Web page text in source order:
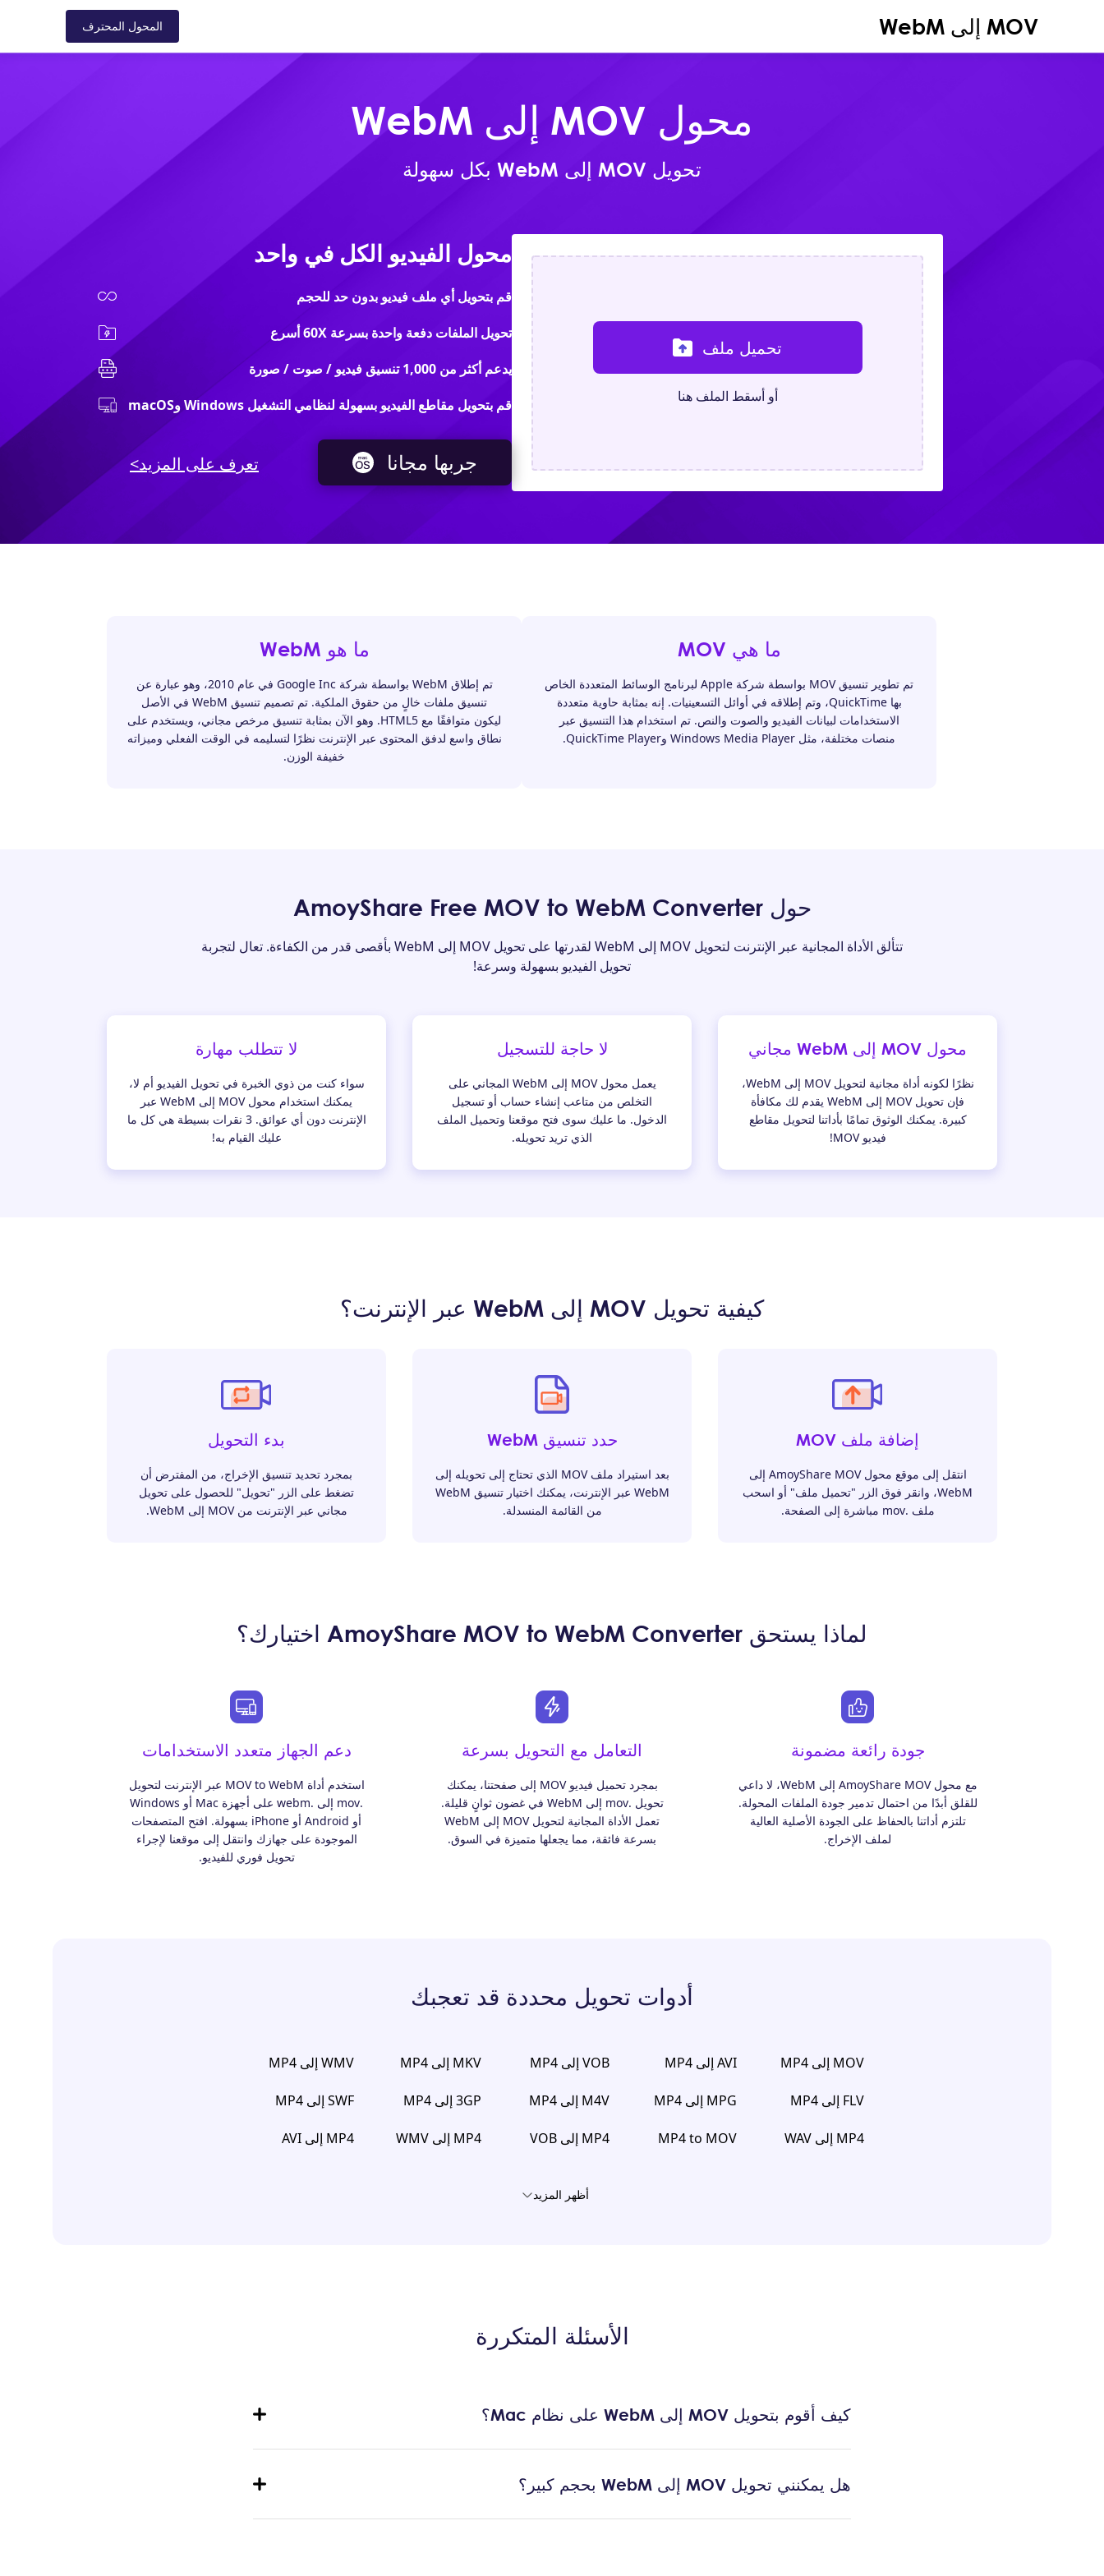
المدونة MOV إلى WebM المحول المحترف
محول MOV إلى WebM
تحويل MOV إلى WebM بكل سهولة
تحميل ملف
أو أسقط الملف هنا
محول الفيديو الكل في واحد
قم بتحويل أي ملف فيديو بدون حد للحجم
تحويل الملفات دفعة واحدة بسرعة 60X أسرع
يدعم أكثر من 1,000 تنسيق فيديو / صوت / صورة
قم بتحويل مقاطع الفيديو بسهولة لنظامي التشغيل Windows وmacOS
جربها مجانا تعرف على المزيد>
ما هي MOV
تم تطوير تنسيق MOV بواسطة شركة Apple لبرنامج الوسائط المتعددة الخاص
بها QuickTime، وتم إطلاقه في أوائل التسعينيات. إنه بمثابة حاوية متعددة
الاستخدامات لبيانات الفيديو والصوت والنص. تم استخدام هذا التنسيق عبر
منصات مختلفة، مثل Windows Media Player وQuickTime Player.
ما هو WebM
تم إطلاق WebM بواسطة شركة Google Inc في عام 2010، وهو عبارة عن
تنسيق ملفات خالٍ من حقوق الملكية. تم تصميم تنسيق WebM في الأصل
ليكون متوافقًا مع HTML5. وهو الآن بمثابة تنسيق مرخص مجاني، ويستخدم على
نطاق واسع لدفق المحتوى عبر الإنترنت نظرًا لتسليمه في الوقت الفعلي وميزاته
خفيفة الوزن.
حول AmoyShare Free MOV to WebM Converter
تتألق الأداة المجانية عبر الإنترنت لتحويل MOV إلى WebM لقدرتها على تحويل MOV إلى WebM بأقصى قدر من الكفاءة. تعال لتجربة
تحويل الفيديو بسهولة وسرعة!
محول MOV إلى WebM مجاني
نظرًا لكونه أداة مجانية لتحويل MOV إلى WebM،
فإن تحويل MOV إلى WebM يقدم لك مكافأة
كبيرة. يمكنك الوثوق تمامًا بأداتنا لتحويل مقاطع
فيديو MOV!
لا حاجة للتسجيل
يعمل محول MOV إلى WebM المجاني على
التخلص من متاعب إنشاء حساب أو تسجيل
الدخول. ما عليك سوى فتح موقعنا وتحميل الملف
الذي تريد تحويله.
لا تتطلب مهارة
سواء كنت من ذوي الخبرة في تحويل الفيديو أم لا،
يمكنك استخدام محول MOV إلى WebM عبر
الإنترنت دون أي عوائق. 3 نقرات بسيطة هي كل ما
عليك القيام به!
كيفية تحويل MOV إلى WebM عبر الإنترنت؟
إضافة ملف MOV
انتقل إلى موقع محول AmoyShare MOV إلى
WebM، وانقر فوق الزر "تحميل ملف" أو اسحب
ملف .mov مباشرة إلى الصفحة.
حدد تنسيق WebM
بعد استيراد ملف MOV الذي تحتاج إلى تحويله إلى
WebM عبر الإنترنت، يمكنك اختيار تنسيق WebM
من القائمة المنسدلة.
بدء التحويل
بمجرد تحديد تنسيق الإخراج، من المفترض أن
تضغط على الزر "تحويل" للحصول على تحويل
مجاني عبر الإنترنت من MOV إلى WebM.
لماذا يستحق AmoyShare MOV to WebM Converter اختيارك؟
جودة رائعة مضمونة
مع محول AmoyShare MOV إلى WebM، لا داعي
للقلق أبدًا من احتمال تدمير جودة الملفات المحولة.
تلتزم أداتنا بالحفاظ على الجودة الأصلية العالية
لملف الإخراج.
التعامل مع التحويل بسرعة
بمجرد تحميل فيديو MOV إلى صفحتنا، يمكنك
تحويل .mov إلى WebM في غضون ثوانٍ قليلة.
تعمل الأداة المجانية لتحويل MOV إلى WebM
بسرعة فائقة، مما يجعلها متميزة في السوق.
دعم الجهاز متعدد الاستخدامات
استخدم أداة MOV to WebM عبر الإنترنت لتحويل
.mov إلى .webm على أجهزة Mac أو Windows
أو Android أو iPhone بسهولة. افتح المتصفحات
الموجودة على جهازك وانتقل إلى موقعنا لإجراء
تحويل فوري للفيديو.
أدوات تحويل محددة قد تعجبك
MOV إلى MP4 AVI إلى MP4 VOB إلى MP4 MKV إلى MP4 WMV إلى MP4
FLV إلى MP4 MPG إلى MP4 M4V إلى MP4 3GP إلى MP4 SWF إلى MP4
MP4 إلى WAV MP4 to MOV MP4 إلى VOB MP4 إلى WMV MP4 إلى AVI
أظهر المزيد
الأسئلة المتكررة
كيف أقوم بتحويل MOV إلى WebM على نظام Mac؟
هل يمكنني تحويل MOV إلى WebM بحجم كبير؟